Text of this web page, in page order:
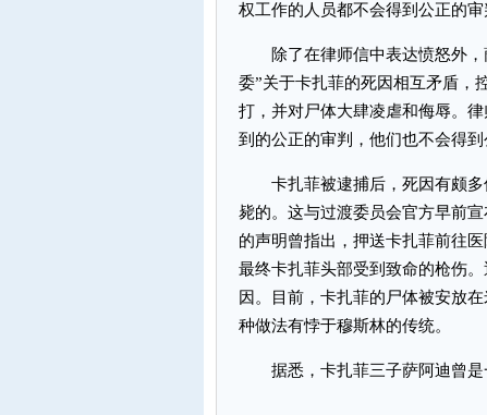
权工作的人员都不会得到公正的审
除了在律师信中表达愤怒外，
委”关于卡扎菲的死因相互矛盾，
打，并对尸体大肆凌虐和侮辱。
到的公正的审判，他们也不会得
卡扎菲被逮捕后，死因有颇多
毙的。这与过渡委员会官方早前
的声明曾指出，押送卡扎菲前往
最终卡扎菲头部受到致命的枪伤
因。目前，卡扎菲的尸体被安放
种做法有悖于穆斯林的传统。
据悉，卡扎菲三子萨阿迪曾是